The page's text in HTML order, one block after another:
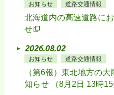
お知らせ 道路交通情報
北海道内の高速道路に
せ
2026.08.02
お知らせ 道路交通情報
（第6報）東北地方の
知らせ （8月2日 13時15